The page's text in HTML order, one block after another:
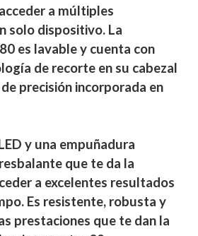
a múltiples
solo dispositivo. La
es lavable y cuenta con
de recorte en su cabezal
precisión incorporada en
y una empuñadura
que te da la
a excelentes resultados
Es resistente, robusta y
prestaciones que te dan la